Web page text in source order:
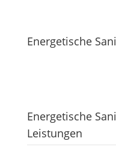
Energetische
Energetische
Leistungen